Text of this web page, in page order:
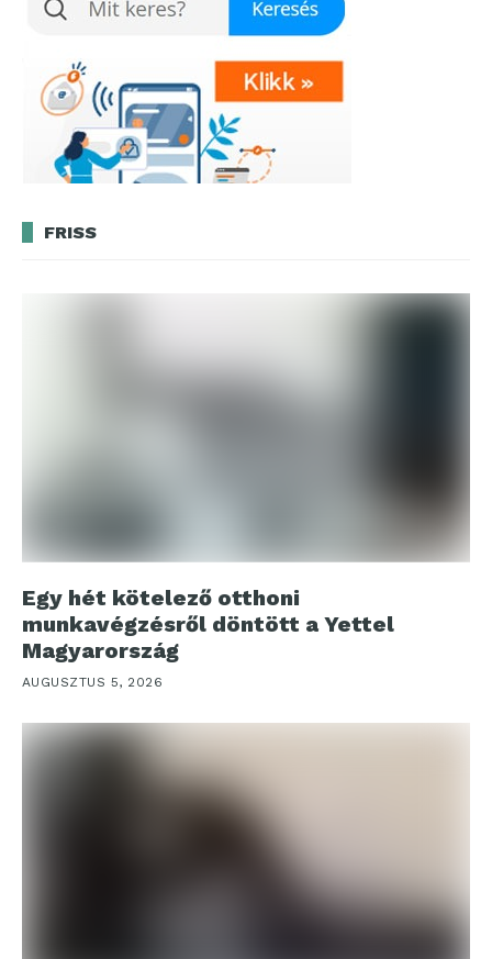
FRISS
Egy hét kötelező otthoni
munkavégzésről döntött a Yettel
Magyarország
AUGUSZTUS 5, 2026